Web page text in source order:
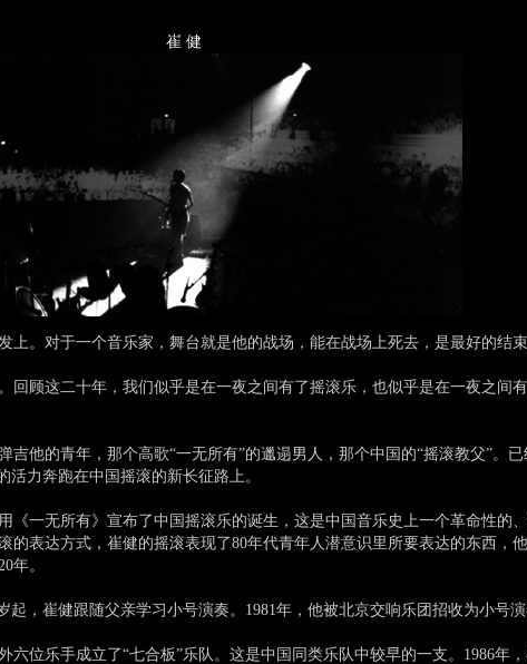
崔 健
对于一个音乐家，舞台就是他的战场，能在战场上死去，是最好的结束
顾这二十年，我们似乎是在一夜之间有了摇滚乐，也似乎是在一夜之间
的青年，那个高歌“一无所有”的邋遢男人，那个中国的“摇滚教父”。
力奔跑在中国摇滚的新长征路上。
一无所有》宣布了中国摇滚乐的诞生，这是中国音乐史上一个革命性的
表达方式，崔健的摇滚表现了80年代青年人潜意识里所要表达的东西，
年。
，崔健跟随父亲学习小号演奏。1981年，他被北京交响乐团招收为小号演
乐手成立了“七合板”乐队。这是中国同类乐队中较早的一支。1986年